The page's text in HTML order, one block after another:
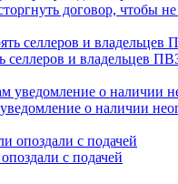
договор, чтобы
селлеров и владельцев
о наличии
с подачей